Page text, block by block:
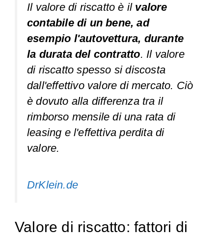
Il valore di riscatto è il valore
contabile di un bene, ad
esempio l'autovettura, durante
la durata del contratto. Il valore
di riscatto spesso si discosta
dall'effettivo valore di mercato. Ciò
è dovuto alla differenza tra il
rimborso mensile di una rata di
leasing e l'effettiva perdita di
valore.
DrKlein.de
Valore di riscatto: fattori di